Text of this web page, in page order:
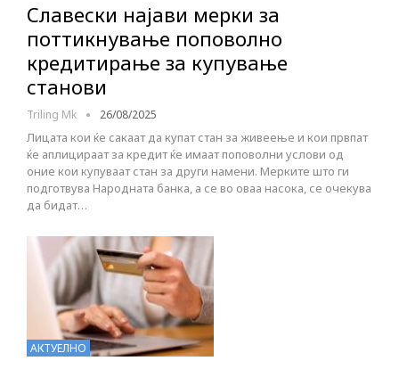
Славески најави мерки за
поттикнување поповолно
кредитирање за купување
станови
Triling Mk 26/08/2025
Лицата кои ќе сакаат да купат стан за живеење и кои првпат
ќе аплицираат за кредит ќе имаат поповолни услови од
оние кои купуваат стан за други намени. Мерките што ги
подготвува Народната банка, а се во оваа насока, се очекува
да бидат…
АКТУЕЛНО